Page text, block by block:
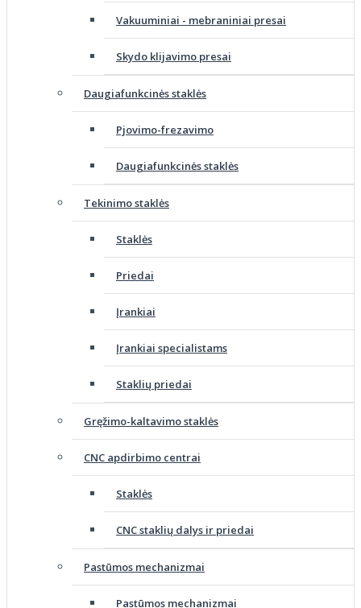
Vakuuminiai - mebraniniai presai
Skydo klijavimo presai
Daugiafunkcinės staklės
Pjovimo-frezavimo
Daugiafunkcinės staklės
Tekinimo staklės
Staklės
Priedai
Įrankiai
Įrankiai specialistams
Staklių priedai
Gręžimo-kaltavimo staklės
CNC apdirbimo centrai
Staklės
CNC staklių dalys ir priedai
Pastūmos mechanizmai
Pastūmos mechanizmai